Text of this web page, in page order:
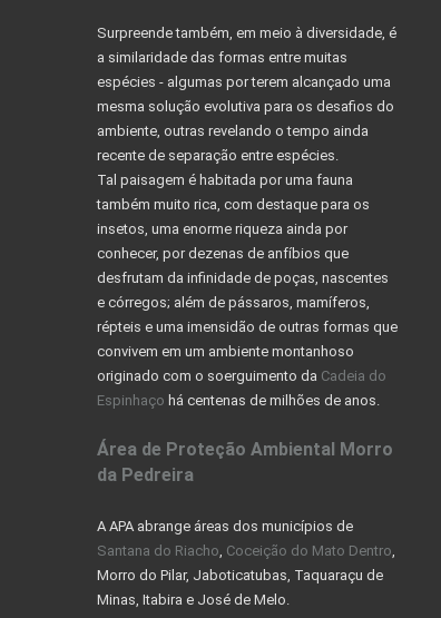
Surpreende também, em meio à diversidade, é
a similaridade das formas entre muitas
espécies - algumas por terem alcançado uma
mesma solução evolutiva para os desafios do
ambiente, outras revelando o tempo ainda
recente de separação entre espécies.
Tal paisagem é habitada por uma fauna
também muito rica, com destaque para os
insetos, uma enorme riqueza ainda por
conhecer, por dezenas de anfíbios que
desfrutam da infinidade de poças, nascentes
e córregos; além de pássaros, mamíferos,
répteis e uma imensidão de outras formas que
convivem em um ambiente montanhoso
originado com o soerguimento da Cadeia do
Espinhaço há centenas de milhões de anos.
Área de Proteção Ambiental Morro
da Pedreira
A APA abrange áreas dos municípios de
Santana do Riacho Coceição do Mato Dentro
Morro do Pilar, Jaboticatubas, Taquaraçu de
Minas, Itabira e José de Melo.